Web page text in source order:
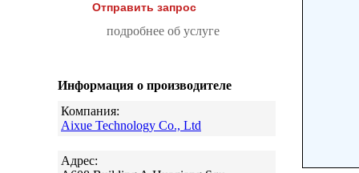
Отправить запрос
подробнее об услуге
Информация о производителе
Компания:
Aixue Technology Co., Ltd
Адрес: